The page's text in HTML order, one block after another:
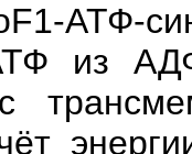
АТФ-
из